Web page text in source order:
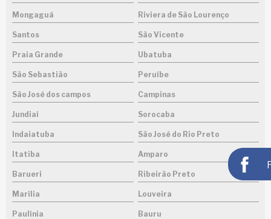
Mongaguá Riviera de São Lourenço
Santos São Vicente
Praia Grande Ubatuba
São Sebastião Peruíbe
São José dos campos Campinas
Jundiaí Sorocaba
Indaiatuba São José do Rio Preto
Itatiba Amparo
Barueri Ribeirão Preto
Marília Louveira
Paulínia Bauru